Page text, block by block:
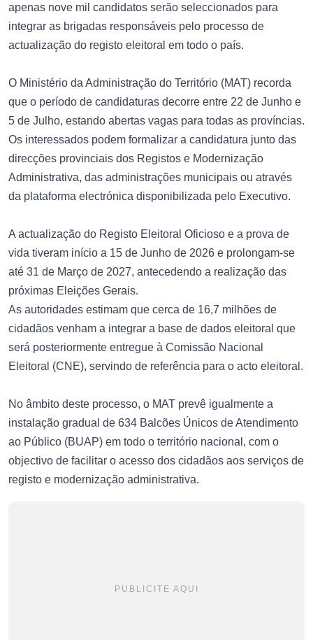
apenas nove mil candidatos serão seleccionados para
integrar as brigadas responsáveis pelo processo de
actualização do registo eleitoral em todo o país.
O Ministério da Administração do Território (MAT) recorda
que o período de candidaturas decorre entre 22 de Junho e
5 de Julho, estando abertas vagas para todas as províncias.
Os interessados podem formalizar a candidatura junto das
direcções provinciais dos Registos e Modernização
Administrativa, das administrações municipais ou através
da plataforma electrónica disponibilizada pelo Executivo.
A actualização do Registo Eleitoral Oficioso e a prova de
vida tiveram início a 15 de Junho de 2026 e prolongam-se
até 31 de Março de 2027, antecedendo a realização das
próximas Eleições Gerais.
As autoridades estimam que cerca de 16,7 milhões de
cidadãos venham a integrar a base de dados eleitoral que
será posteriormente entregue à Comissão Nacional
Eleitoral (CNE), servindo de referência para o acto eleitoral.
No âmbito deste processo, o MAT prevê igualmente a
instalação gradual de 634 Balcões Únicos de Atendimento
ao Público (BUAP) em todo o território nacional, com o
objectivo de facilitar o acesso dos cidadãos aos serviços de
registo e modernização administrativa.
PUBLICITE AQUI